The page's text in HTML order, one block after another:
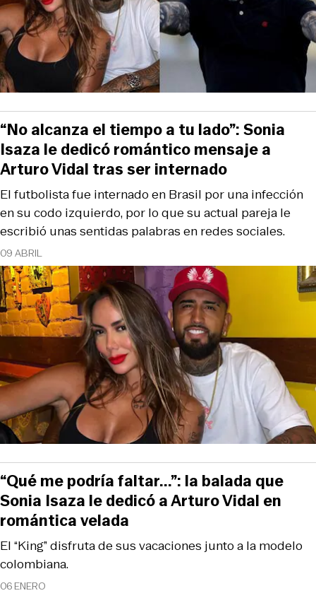
09 ABRIL
El futbolista fue internado en Brasil por una infección
en su codo izquierdo, por lo que su actual pareja le
escribió unas sentidas palabras en redes sociales.
“No alcanza el tiempo a tu lado”: Sonia
Isaza le dedicó romántico mensaje a
Arturo Vidal tras ser internado
06 ENERO
El “King” disfruta de sus vacaciones junto a la modelo
colombiana.
“Qué me podría faltar...”: la balada que
Sonia Isaza le dedicó a Arturo Vidal en
romántica velada